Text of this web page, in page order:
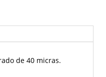
de 40 micras.